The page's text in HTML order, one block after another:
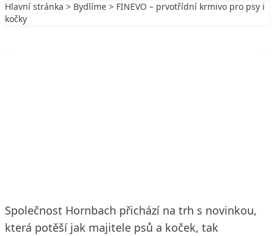
Hlavní stránka > Bydlíme > FINEVO – prvotřídní krmivo pro psy i
kočky
Společnost Hornbach přichází na trh s novinkou,
která potěší jak majitele psů a koček, tak